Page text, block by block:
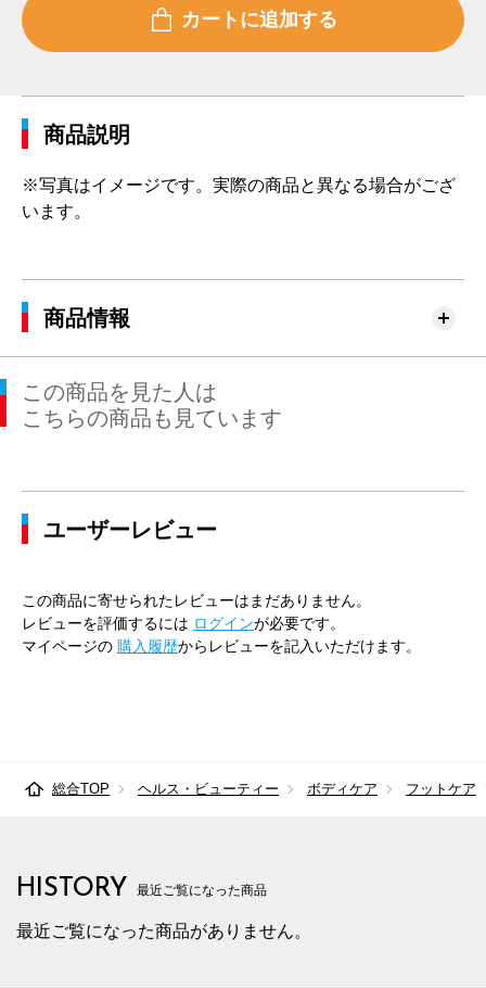
商品説明
※写真はイメージです。実際の商品と異なる場合がござ
います。
商品情報
この商品を見た人は
こちらの商品も見ています
ユーザーレビュー
この商品に寄せられたレビューはまだありません。
レビューを評価するには ログインが必要です。
マイページの 購入履歴からレビューを記入いただけます。
総合TOP ヘルス・ビューティー ボディケア フットケア
HISTORY 最近ご覧になった商品
最近ご覧になった商品がありません。